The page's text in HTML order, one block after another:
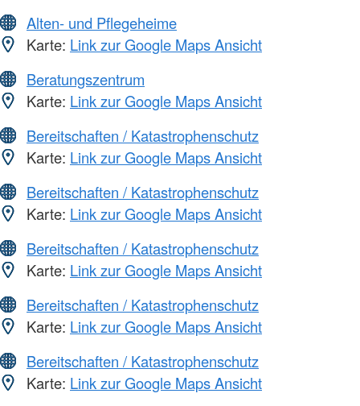
Alten- und Pflegeheime
Karte: Link zur Google Maps Ansicht
Beratungszentrum
Karte: Link zur Google Maps Ansicht
Bereitschaften / Katastrophenschutz
Karte: Link zur Google Maps Ansicht
Bereitschaften / Katastrophenschutz
Karte: Link zur Google Maps Ansicht
Bereitschaften / Katastrophenschutz
Karte: Link zur Google Maps Ansicht
Bereitschaften / Katastrophenschutz
Karte: Link zur Google Maps Ansicht
Bereitschaften / Katastrophenschutz
Karte: Link zur Google Maps Ansicht